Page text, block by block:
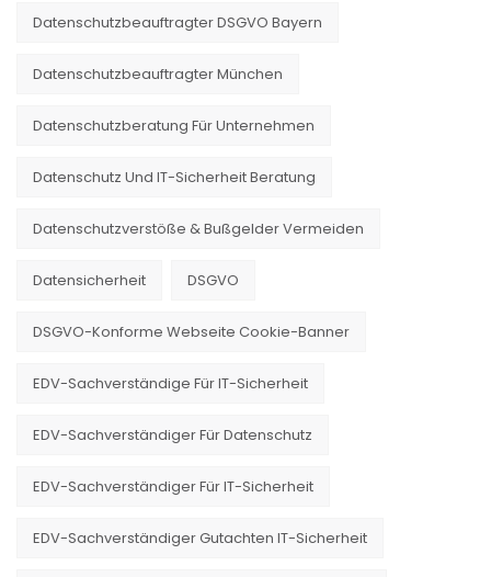
Datenschutzbeauftragter DSGVO Bayern
Datenschutzbeauftragter München
Datenschutzberatung Für Unternehmen
Datenschutz Und IT-Sicherheit Beratung
Datenschutzverstöße & Bußgelder Vermeiden
Datensicherheit DSGVO
DSGVO-Konforme Webseite Cookie-Banner
EDV-Sachverständige Für IT-Sicherheit
EDV-Sachverständiger Für Datenschutz
EDV-Sachverständiger Für IT-Sicherheit
EDV-Sachverständiger Gutachten IT-Sicherheit